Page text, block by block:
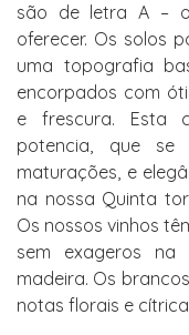
são de letra A –
oferecer. Os solos
uma topografia
encorpados com
e frescura. Esta
potencia, que se
maturações, e
na nossa Quinta
Os nossos vinhos
sem exageros na
madeira. Os
notas florais e